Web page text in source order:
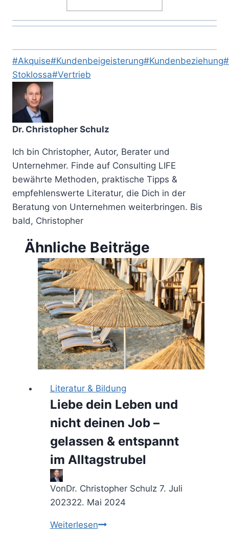
Schlagworte:
#Akquise#Kundenbeigeisterung#Kundenbeziehung#
Stoklossa#Vertrieb
Dr. Christopher Schulz
Ich bin Christopher, Autor, Berater und
Unternehmer. Finde auf Consulting LIFE
bewährte Methoden, praktische Tipps &
empfehlenswerte Literatur, die Dich in der
Beratung von Unternehmen weiterbringen. Bis
bald, Christopher
Ähnliche Beiträge
Literatur & Bildung
Liebe dein Leben und
nicht deinen Job –
gelassen & entspannt
im Alltagstrubel
VonDr. Christopher Schulz 7. Juli
202322. Mai 2024
WeiterlesenLiebe